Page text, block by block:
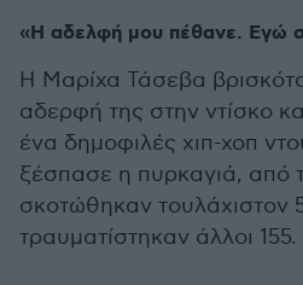
«Η αδελφή μου πέθανε. Εγώ
Η Μαρίχα Τάσεβα
αδερφή της στην ντίσκο
ένα δημοφιλές χιπ-χοπ
ξέσπασε η πυρκαγιά, από
σκοτώθηκαν τουλάχιστον
τραυματίστηκαν άλλοι 155.